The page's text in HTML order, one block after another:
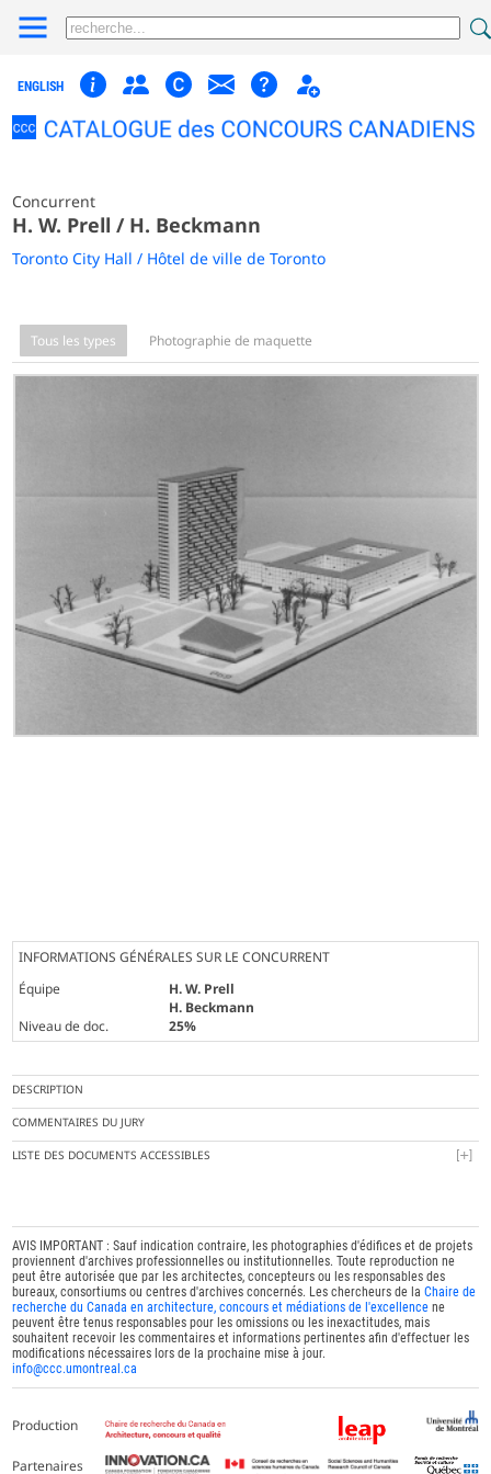
ENGLISH
Concurrent
H. W. Prell / H. Beckmann
Toronto City Hall / Hôtel de ville de Toronto
Tous les types Photographie de maquette
INFORMATIONS GÉNÉRALES SUR LE CONCURRENT
Équipe
H. W. Prell
H. Beckmann
Niveau de doc.
25%
DESCRIPTION
COMMENTAIRES DU JURY
LISTE DES DOCUMENTS ACCESSIBLES
AVIS IMPORTANT : Sauf indication contraire, les photographies d'édifices et de projets
proviennent d'archives professionnelles ou institutionnelles. Toute reproduction ne
peut être autorisée que par les architectes, concepteurs ou les responsables des
bureaux, consortiums ou centres d'archives concernés. Les chercheurs de laChaire de
recherche du Canada en architecture, concours et médiations de l'excellence ne
peuvent être tenus responsables pour les omissions ou les inexactitudes, mais
souhaitent recevoir les commentaires et informations pertinentes afin d'effectuer les
modifications nécessaires lors de la prochaine mise à jour.
info@ccc.umontreal.ca
Production
Partenaires